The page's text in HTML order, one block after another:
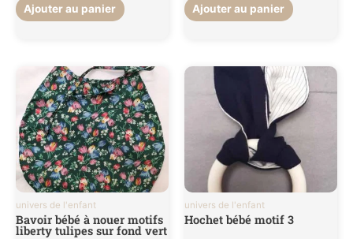
Ajouter au panier Ajouter au panier
univers de l'enfant
Bavoir bébé à nouer motifs
liberty tulipes sur fond vert
univers de l'enfant
Hochet bébé motif 3